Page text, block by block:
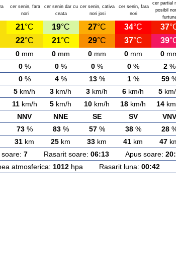
cer senin, fara
nori
cer senin dar cu
ceata
cer senin, cativa
nori josi
cer senin, fara
nori
cer partial
posibil
21°C 19°C 27°C 34°C 37
22°C 21°C 29°C 37°C 39
0mm 0mm 0mm 0mm 0
0% 0% 0% 0% 2%
0% 4% 13% 1% 59
5 km/h 3 km/h 3 km/h 6 km/h 5
11km/h 5 km/h 10 km/h 18 km/h 14
NNV NNE SE SV VNV
73% 83% 57% 38% 28
31 km 25 km 33 km 41 km 47
soare: 7 Rasarit soare: 06:13 Apus soare:
atmosferica: 1012 hpa Rasarit luna: 00:42